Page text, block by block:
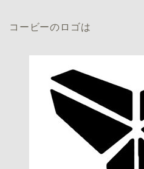
コービーのロゴは